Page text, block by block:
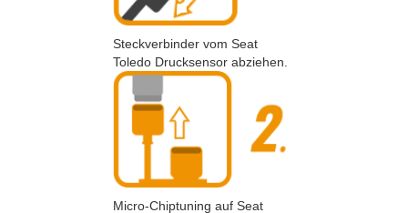
Steckverbinder vom Seat
Toledo Drucksensor abziehen.
Micro-Chiptuning auf Seat